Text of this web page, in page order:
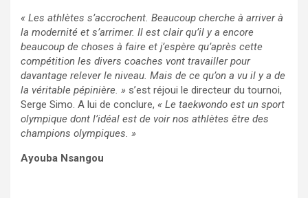
« Les athlètes s’accrochent. Beaucoup cherche à arriver à
la modernité et s’arrimer. Il est clair qu’il y a encore
beaucoup de choses à faire et j’espère qu’après cette
compétition les divers coaches vont travailler pour
davantage relever le niveau. Mais de ce qu’on a vu il y a de
la véritable pépinière. » s’est réjoui le directeur du tournoi,
Serge Simo. A lui de conclure, « Le taekwondo est un sport
olympique dont l’idéal est de voir nos athlètes être des
champions olympiques. »
Ayouba Nsangou